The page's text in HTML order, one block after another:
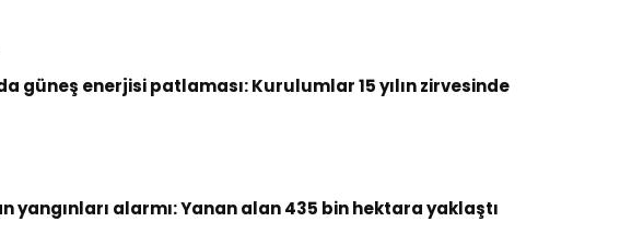
güneş enerjisi patlaması: Kurulumlar 15 yılın zirvesinde
yangınları alarmı: Yanan alan 435 bin hektara yaklaştı